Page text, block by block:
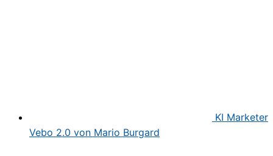
KI Marketer
Vebo 2.0 von Mario Burgard